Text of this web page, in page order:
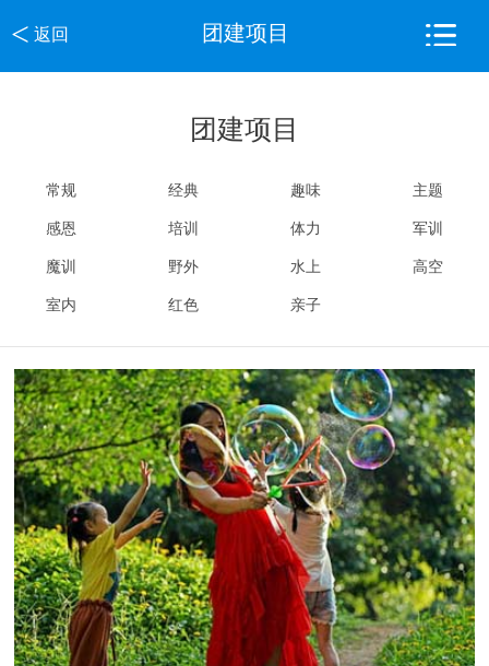
< 返回 团建项目
团建项目
常规 经典 趣味 主题
感恩 培训 体力 军训
魔训 野外 水上 高空
室内 红色 亲子